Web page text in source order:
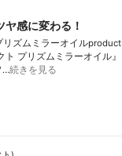
感に変わる！
ズムミラーオイルproduct
プリズムミラーオイル』
…続きを見る